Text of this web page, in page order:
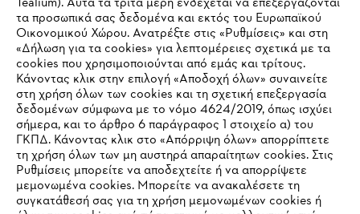
STIHL Συχνές ερωτήσεις
Service
IHR BROWSER WIRD NICHT
UNTERSTÜTZT
Sie nutzen einen Browser, den wir noch nicht unterstützen. Für
τα προσωπικά σας δεδομένα και εκτός του Ευρωπαϊκού
Οικονομικού Χώρου. Ανατρέξτε στις «Ρυθμίσεις» και στη
«Δήλωση για τα cookies» για λεπτομέρειες σχετικά με τα
cookies που χρησιμοποιούνται από εμάς και τρίτους.
Κάνοντας κλικ στην επιλογή «Αποδοχή όλων» συναινείτε
στη χρήση όλων των cookies και τη σχετική επεξεργασία
δεδομένων σύμφωνα με το νόμο 4624/2019, όπως ισχύει
σήμερα, και το άρθρο 6 παράγραφος 1 στοιχείο α) του
ΓΚΠΔ. Κάνοντας κλικ στο «Απόρριψη όλων» απορρίπτετε
τη χρήση όλων των μη αυστηρά απαραίτητων cookies. Στις
Ρυθμίσεις μπορείτε να αποδεχτείτε ή να απορρίψετε
μεμονωμένα cookies. Μπορείτε να ανακαλέσετε τη
συγκατάθεσή σας για τη χρήση μεμονωμένων cookies ή